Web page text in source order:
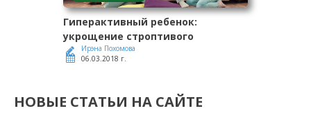
Гиперактивный ребенок:
укрощение строптивого
Ирэна Похомова
06.03.2018 г.
НОВЫЕ СТАТЬИ НА САЙТЕ